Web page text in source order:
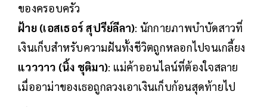
ของครอบครัว
ฝ้าย (เอสเธอร์ สุปรีย์ลีลา): นักกายภาพบำบัดสาวที่
เงินเก็บสำหรับความฝันทั้งชีวิตถูกหลอกไปจนเกลี้ยง
แวววาว (นิ้ง ชุติมา): แม่ค้าออนไลน์ที่ต้องใจสลาย
เมื่ออาม่าของเธอถูกลวงเอาเงินเก็บก้อนสุดท้ายไป